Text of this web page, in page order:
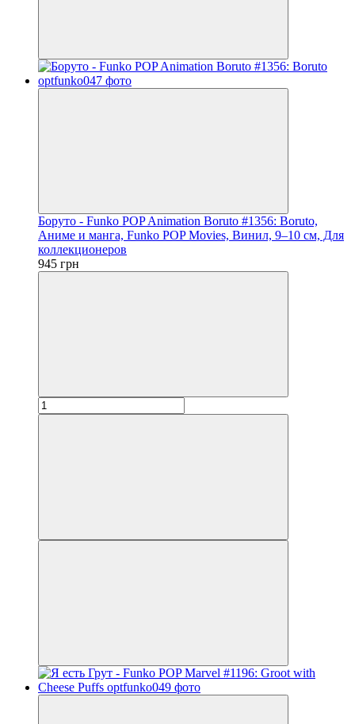
Боруто - Funko POP Animation Boruto #1356: Boruto,
Аниме и манга, Funko POP Movies, Винил, 9–10 см, Для
коллекционеров
945 грн